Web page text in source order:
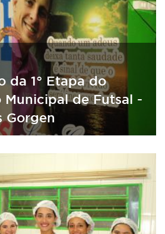
da 1° Etapa do
Municipal de Futsal -
Gorgen